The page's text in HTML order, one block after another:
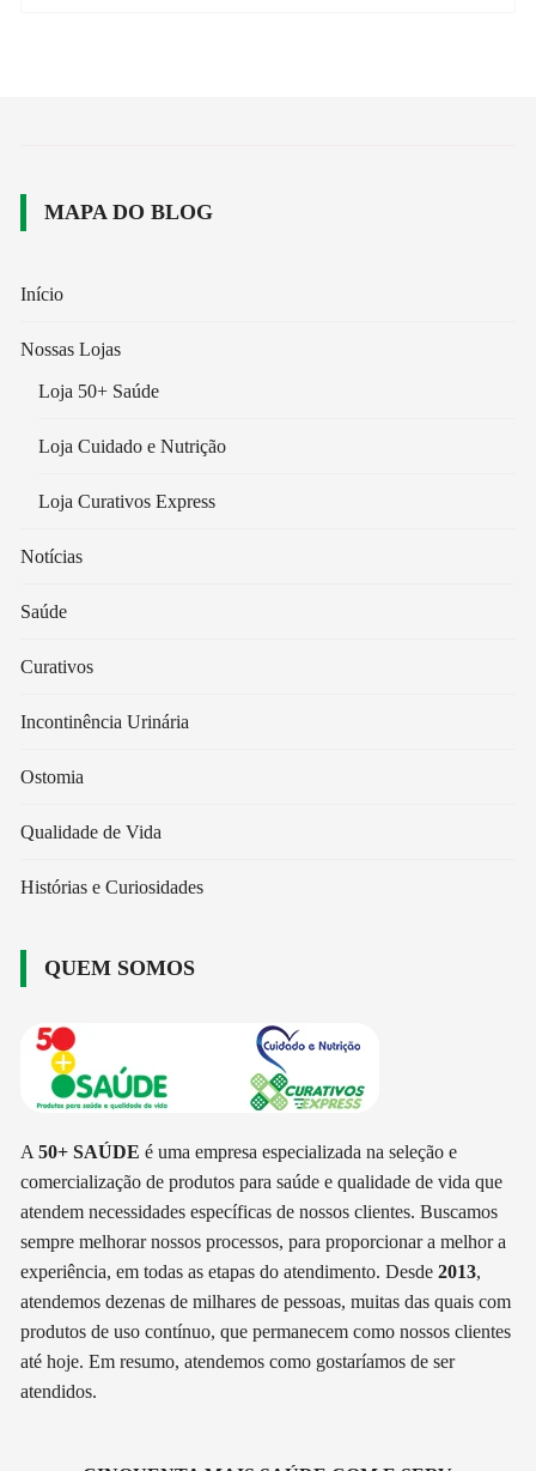
MAPA DO BLOG
Início
Nossas Lojas
Loja 50+ Saúde
Loja Cuidado e Nutrição
Loja Curativos Express
Notícias
Saúde
Curativos
Incontinência Urinária
Ostomia
Qualidade de Vida
Histórias e Curiosidades
QUEM SOMOS
A50+ SAÚDE é uma empresa especializada na seleção e
comercialização de produtos para saúde e qualidade de vida que
atendem necessidades específicas de nossos clientes. Buscamos
sempre melhorar nossos processos, para proporcionar a melhor a
experiência, em todas as etapas do atendimento. Desde2013,
atendemos dezenas de milhares de pessoas, muitas das quais com
produtos de uso contínuo, que permanecem como nossos clientes
até hoje. Em resumo, atendemos como gostaríamos de ser
atendidos.